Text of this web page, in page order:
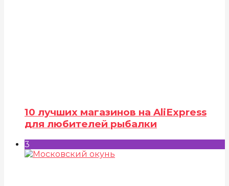
10 лучших магазинов на AliExpress
для любителей рыбалки
3